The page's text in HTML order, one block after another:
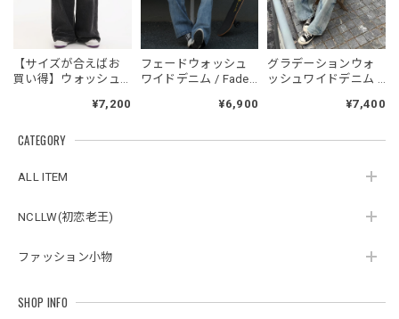
CATEGORY
ALL ITEM
NCLLW(初恋老王)
ファッション小物
SHOP INFO
NCLLW オリジナルドッグタグネックレス / NCLLW Original Dog Tag Necklace
2026/05/27
ボタンアクセント ポロシャツ / Button Accent Polo Shirt
【サイズが合えばお
買い得】ウォッシュ
ム / Washed Wide¥7,200
フェードウォッシュ
ワイドデニム / Fade
¥6,900
グラデーションウォ
ッシュワイドデニム /
¥7,400